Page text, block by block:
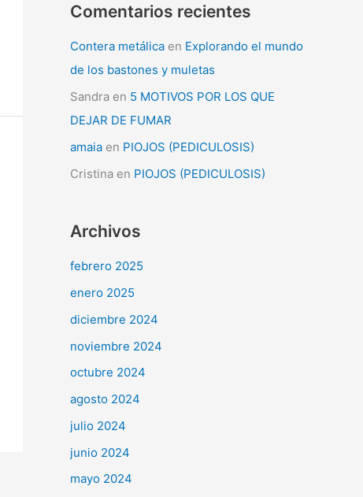
Comentarios recientes
Contera metálica en Explorando el mundo
de los bastones y muletas
Sandra en 5 MOTIVOS POR LOS QUE
DEJAR DE FUMAR
amaia en PIOJOS (PEDICULOSIS)
Cristina en PIOJOS (PEDICULOSIS)
Archivos
febrero 2025
enero 2025
diciembre 2024
noviembre 2024
octubre 2024
agosto 2024
julio 2024
junio 2024
mayo 2024